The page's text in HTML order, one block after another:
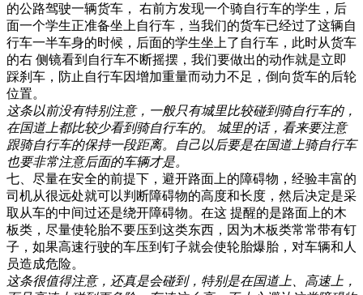
的公路驾驶一辆货车， 右前方发现一个骑自行车的学生，后
面一个学生正准备坐上自行车，当我们的货车已经过了这辆自
行车一半车身的时候，后面的学生坐上了自行车，此时从货车
的右 侧镜看到自行车不断摇摆，我们要做出的动作就是立即
踩刹车，防止自行车因增加重量而动力不足，倒向货车的后轮
位置。
这条以前没有特别注意，一般只有城里比较碰到骑自行车的，
在国道上都比较少看到骑自行车的。 城里的话，看来要注意
跟骑自行车的保持一段距离。自己以后要是在国道上骑自行车
也要非常注意后面的车辆才是。
七、尽量在安全的前提下，避开路面上的障碍物，经验丰富的
司机从很远处就可以判断障碍物的高度和长度，然后决定是采
取从车的中间过还是绕开障碍物。在这 提醒的是路面上的木
板类，尽量使轮胎不要压到这类东西，因为木板类常常带有钉
子，如果高速行驶的车压到钉子就会使轮胎爆胎，对车辆和人
员造成危险。
这条很值得注意，还真是会碰到，特别是在国道上、高速上，